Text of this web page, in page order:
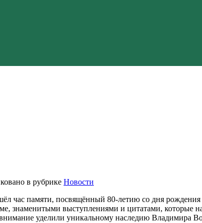
в рубрике Новости
час памяти, посвящённый 80-летию со дня
знаменитыми выступлениями и цитатами, которые
внимание уделили уникальному наследию Владимира